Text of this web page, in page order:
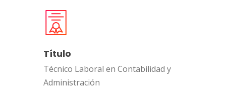
Título
Técnico Laboral en Contabilidad y
Administración